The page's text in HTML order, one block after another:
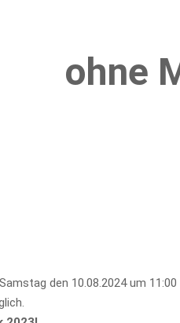
ohne
den 10.08.2024 um 11:00